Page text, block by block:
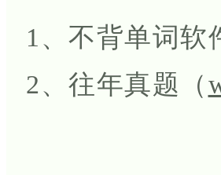
1、不背单词软
2、往年真题（